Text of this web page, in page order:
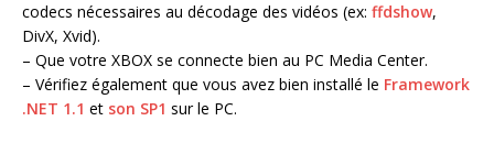
codecs nécessaires au décodage des vidéos (ex: ffdshow,
DivX, Xvid).
– Que votre XBOX se connecte bien au PC Media Center.
– Vérifiez également que vous avez bien installé le Framework
.NET 1.1 et son SP1 sur le PC.